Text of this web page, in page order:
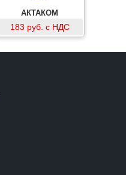
АКТАКОМ
183 руб. с НДС